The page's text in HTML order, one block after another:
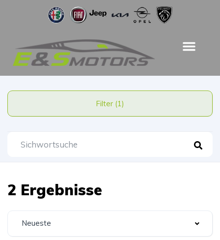
Filter (1)
2 Ergebnisse
Neueste